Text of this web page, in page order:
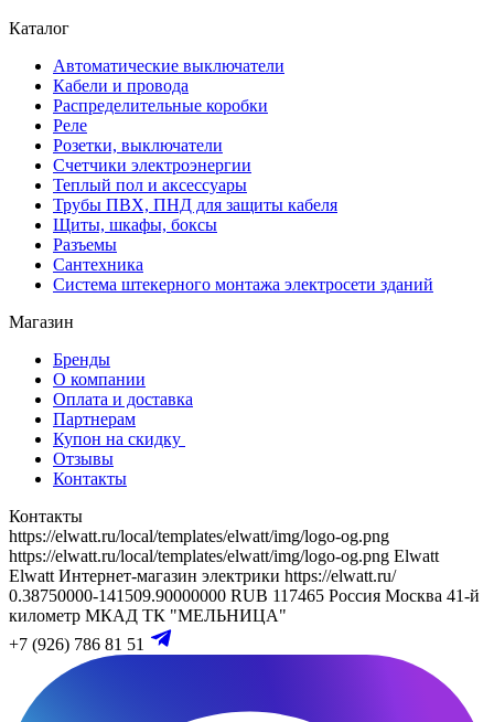
Каталог
Автоматические выключатели
Кабели и провода
Распределительные коробки
Реле
Розетки, выключатели
Счетчики электроэнергии
Теплый пол и аксессуары
Трубы ПВХ, ПНД для защиты кабеля
Щиты, шкафы, боксы
Разъемы
Сантехника
Система штекерного монтажа электросети зданий
Магазин
Бренды
О компании
Оплата и доставка
Партнерам
Купон на скидку
Отзывы
Контакты
Контакты
https://elwatt.ru/local/templates/elwatt/img/logo-og.png
https://elwatt.ru/local/templates/elwatt/img/logo-og.png Elwatt
Elwatt Интернет-магазин электрики https://elwatt.ru/
0.38750000-141509.90000000 RUB 117465 Россия Москва 41-й
километр МКАД ТК "МЕЛЬНИЦА"
+7 (926) 786 81 51